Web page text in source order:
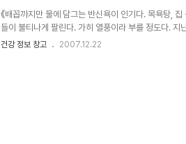
《배꼽까지만 물에 담그는 반신욕이 인기다. 목욕탕,
들이 불티나게 팔린다. 가히 열풍이라 부를 정도다.
게 계기가 됐다. 옹호론자들은 반신욕을 하면 간질환
건강 정보 창고 2007.12.22